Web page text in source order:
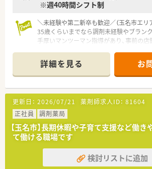
※週40時間シフト制
＼未経験や第二新卒も歓迎／（玉名市エリ
35歳くらいまでなら調剤未経験やブラン
手厚いマンツーマン指導があり、事前の
＊------------------------------------------＊
【店舗情報と応需状況について】
■熊本県玉名市に位置しており最寄り駅
ほどの距離にある調剤薬局です。
■近隣の医療機関から主に内科や消化器
42枚ほど応需しております。
■開局時間は平日の18時までで土曜日は13
のないスケジュールで働けます。
【募集背景と求める人物像について】
■今後の安定した店舗運営と体制強化を見
長く活躍できる方を定期採用します。
詳細を見る お
更新日： 2026/07/21 薬剤師求人ID： 81604
正社員
調剤薬局
【玉名市】長期休暇や子育て支援など働き
て働ける職場です
検討リストに追加